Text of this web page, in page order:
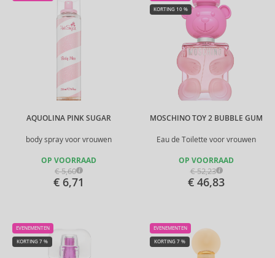
AQUOLINA PINK SUGAR
body spray voor vrouwen
OP VOORRAAD
€ 5,60
€ 6,71
MOSCHINO TOY 2 BUBBLE GUM
Eau de Toilette voor vrouwen
KORTING 10 %
OP VOORRAAD
€ 52,23
€ 46,83
EVENEMENTEN
KORTING 7 %
EVENEMENTEN
KORTING 7 %